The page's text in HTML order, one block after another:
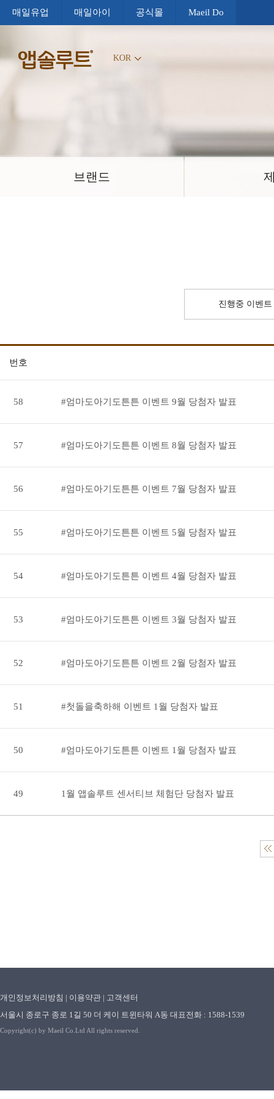
매일유업 매일아이 공식몰 Maeil Do
브랜드
KOR
진행중 이벤트
번호
58 #엄마도아기도튼튼 이벤트 9월 당첨자 발표
57 #엄마도아기도튼튼 이벤트 8월 당첨자 발표
56 #엄마도아기도튼튼 이벤트 7월 당첨자 발표
55 #엄마도아기도튼튼 이벤트 5월 당첨자 발표
54 #엄마도아기도튼튼 이벤트 4월 당첨자 발표
53 #엄마도아기도튼튼 이벤트 3월 당첨자 발표
52 #엄마도아기도튼튼 이벤트 2월 당첨자 발표
51 #첫돌을축하해 이벤트 1월 당첨자 발표
50 #엄마도아기도튼튼 이벤트 1월 당첨자 발표
49 1월 앱솔루트 센서티브 체험단 당첨자 발표
개인정보처리방침 | 이용약관 | 고객센터
서울시 종로구 종로 1길 50 더 케이 트윈타워 A동 대표전화 : 1588-1539
Copyright(c) by Maeil Co.Ltd All rights reserved.